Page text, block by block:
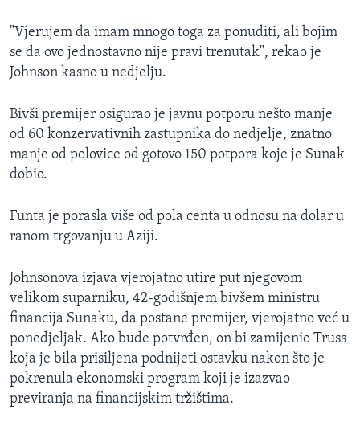
"Vjerujem da imam mnogo toga za ponuditi, ali bojim
se da ovo jednostavno nije pravi trenutak", rekao je
Johnson kasno u nedjelju.
Bivši premijer osigurao je javnu potporu nešto manje
od 60 konzervativnih zastupnika do nedjelje, znatno
manje od polovice od gotovo 150 potpora koje je Sunak
dobio.
Funta je porasla više od pola centa u odnosu na dolar u
ranom trgovanju u Aziji.
Johnsonova izjava vjerojatno utire put njegovom
velikom suparniku, 42-godišnjem bivšem ministru
financija Sunaku, da postane premijer, vjerojatno već u
ponedjeljak. Ako bude potvrđen, on bi zamijenio Truss
koja je bila prisiljena podnijeti ostavku nakon što je
pokrenula ekonomski program koji je izazvao
previranja na financijskim tržištima.